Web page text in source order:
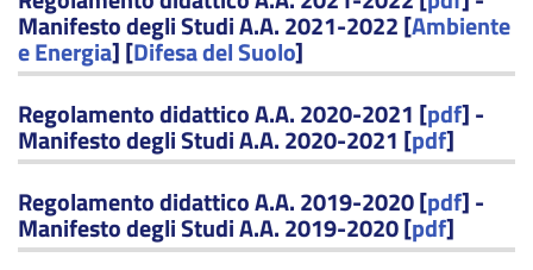
Manifesto degli Studi A.A. 2021-2022 [Ambiente
e Energia] [Difesa del Suolo]
Regolamento didattico A.A. 2020-2021 [pdf] -
Manifesto degli Studi A.A. 2020-2021 [pdf]
Regolamento didattico A.A. 2019-2020 [pdf] -
Manifesto degli Studi A.A. 2019-2020 [pdf]